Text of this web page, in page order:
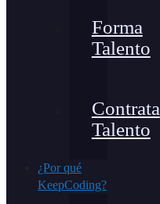
Forma
Talento
Contrata
Talento
¿Por qué
KeepCoding?